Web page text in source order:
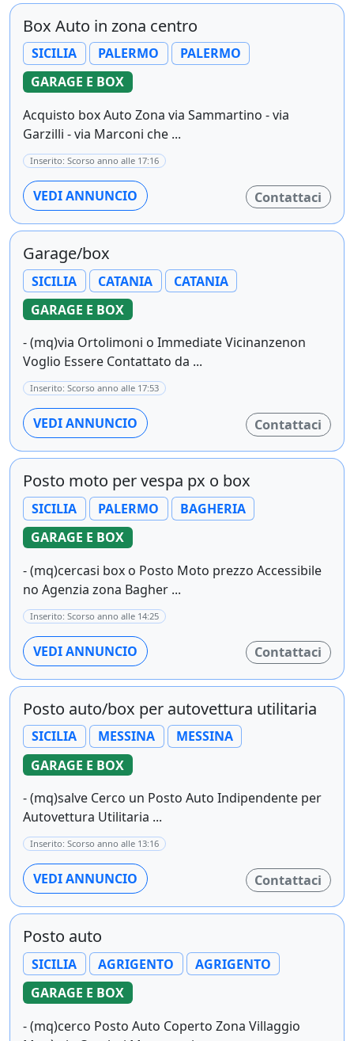
Box Auto in zona centro
SICILIA PALERMO
PALERMO
GARAGE E BOX
Acquisto box Auto Zona via Sammartino - via
Garzilli - via Marconi che ...
Inserito: Scorso anno alle 17:16
VEDI ANNUNCIO Contattaci
Garage/box
SICILIA CATANIA
CATANIA
GARAGE E BOX
- (mq)via Ortolimoni o Immediate Vicinanzenon
Voglio Essere Contattato da ...
Inserito: Scorso anno alle 17:53
VEDI ANNUNCIO Contattaci
Posto moto per vespa px o box
SICILIA PALERMO
BAGHERIA
GARAGE E BOX
- (mq)cercasi box o Posto Moto prezzo Accessibile
no Agenzia zona Bagher ...
Inserito: Scorso anno alle 14:25
VEDI ANNUNCIO Contattaci
Posto auto/box per autovettura utilitaria
SICILIA MESSINA
MESSINA
GARAGE E BOX
- (mq)salve Cerco un Posto Auto Indipendente per
Autovettura Utilitaria ...
Inserito: Scorso anno alle 13:16
VEDI ANNUNCIO Contattaci
Posto auto
SICILIA AGRIGENTO
AGRIGENTO
GARAGE E BOX
- (mq)cerco Posto Auto Coperto Zona Villaggio